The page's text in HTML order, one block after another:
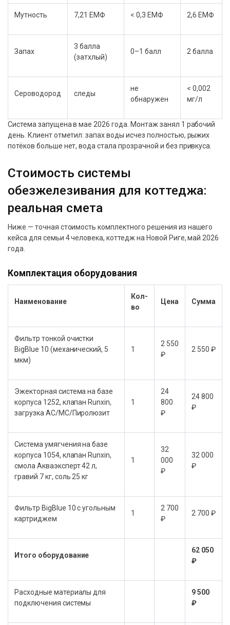
Мутность 7,21 ЕМФ < 0,3 ЕМФ 2,6 ЕМФ
Запах
3 балла
(затхлый)
0–1 балл 2 балла
Сероводород следы
не
обнаружен
< 0,002
мг/л
Система запущена в мае 2026 года. Монтаж занял 1 рабочий
день. Клиент отметил: запах воды исчез полностью, рыжих
потёков больше нет, вода стала прозрачной и без привкуса.
Стоимость системы
обезжелезивания для коттеджа:
реальная смета
Ниже — точная стоимость комплектного решения из нашего
кейса для семьи 4 человека, коттедж на Новой Риге, май 2026
года.
Комплектация оборудования
Наименование
Кол-
во
Цена Сумма
Фильтр тонкой очистки
BigBlue 10 (механический, 5
мкм)
1
2 550
₽
2 550 ₽
Эжекторная система на базе
корпуса 1252, клапан Runxin,
загрузка АС/МС/Пиролюзит
1
24
800
₽
24 800
₽
Система умягчения на базе
корпуса 1054, клапан Runxin,
смола Акваэксперт 42 л,
гравий 7 кг, соль 25 кг
1
32
000
₽
32 000
₽
Фильтр BigBlue 10 с угольным
картриджем
1
2 700
₽
2 700 ₽
Итого оборудование
62 050
₽
Расходные материалы для
подключения системы
9 500
₽